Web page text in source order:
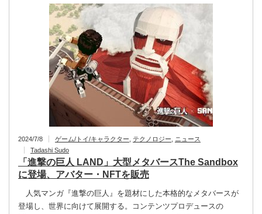
2024/7/8 ゲーム/トイ/キャラクター テクノロジー
ニュース
Tadashi Sudo
「進撃の巨人 LAND」大型メタバースThe Sandbox
に登場、アバター・NFTを販売
人気マンガ『進撃の巨人』を題材にした本格的なメタバースが
登場し、世界に向けて展開する。コンテンツプロデュースの